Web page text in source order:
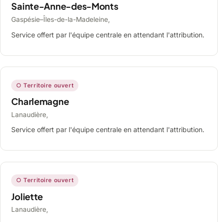
Sainte-Anne-des-Monts
Gaspésie–Îles-de-la-Madeleine,
Service offert par l'équipe centrale en attendant l'attribution.
○ Territoire ouvert
Charlemagne
Lanaudière,
Service offert par l'équipe centrale en attendant l'attribution.
○ Territoire ouvert
Joliette
Lanaudière,